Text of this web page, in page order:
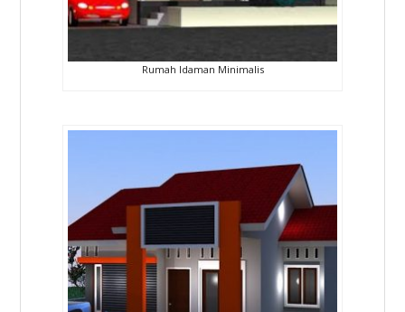
Rumah Idaman Minimalis